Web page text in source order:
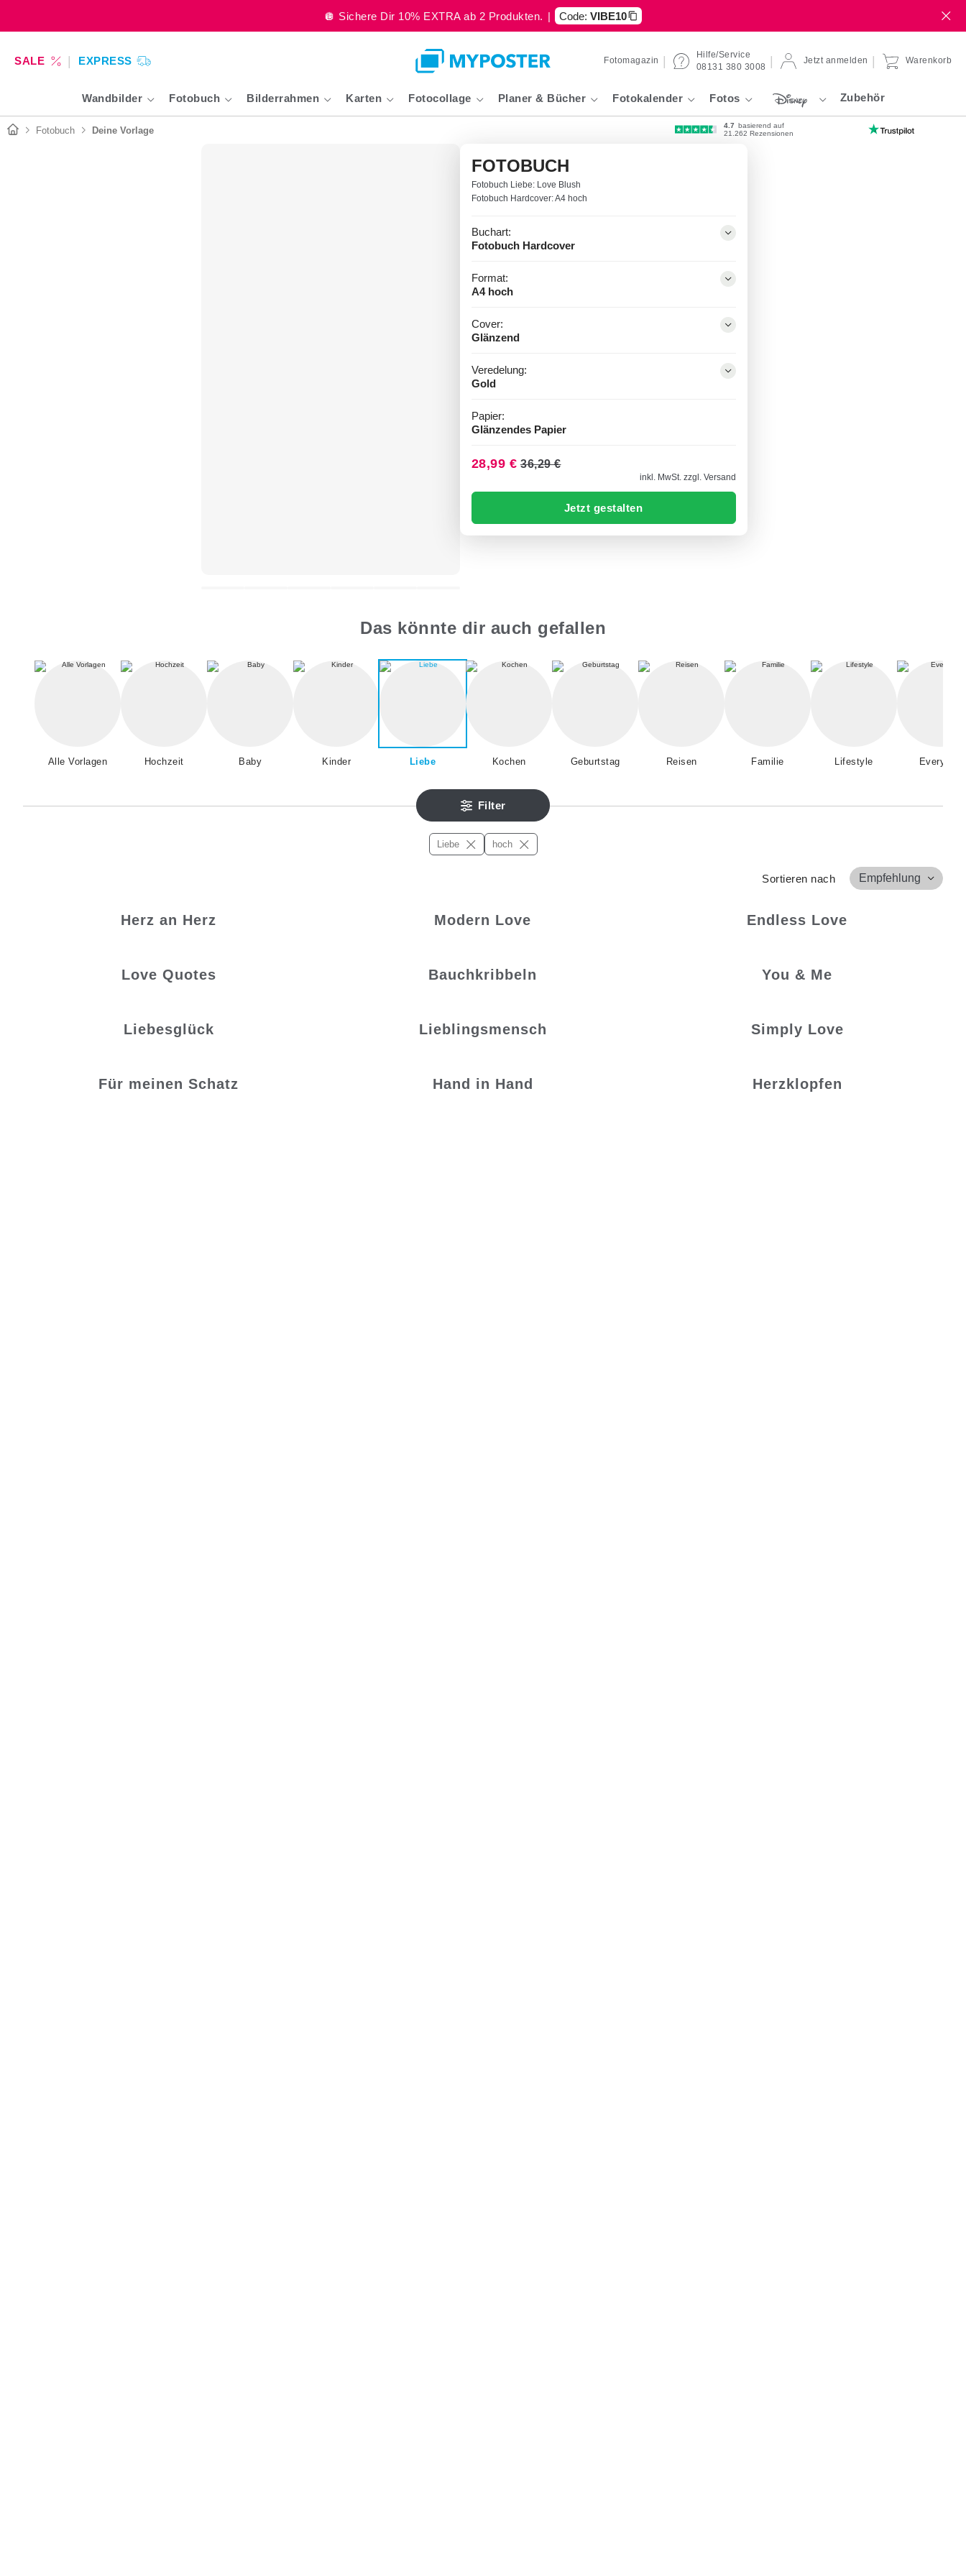
🪩 Sichere Dir 10% EXTRA ab 2 Produkten. | Code: VIBE10
SALE EXPRESS Fotomagazin
Hilfe/Service
08131 380 3008
Jetzt anmelden Warenkorb
Wandbilder Fotobuch Bilderrahmen Karten Fotocollage Planer & Bücher Fotokalender Fotos Zubehör
Fotobuch Deine Vorlage 4.7 basierend auf
21.262 Rezensionen
FOTOBUCH
Fotobuch Liebe: Love Blush
Fotobuch Hardcover: A4 hoch
Buchart:
Fotobuch Hardcover
Format:
A4 hoch
Cover:
Glänzend
Veredelung:
Gold
Papier:
Glänzendes Papier
28,99 € 36,29 €
inkl. MwSt. zzgl. Versand
Jetzt gestalten
Das könnte dir auch gefallen
Alle Vorlagen Hochzeit Baby Kinder Liebe Kochen Geburtstag Reisen Familie Lifestyle Everyday
Filter
Liebe hoch
Sortieren nach Empfehlung
Herz an Herz Modern Love Endless Love
Love Quotes Bauchkribbeln You & Me
Liebesglück Lieblingsmensch Simply Love
Für meinen Schatz Hand in Hand Herzklopfen